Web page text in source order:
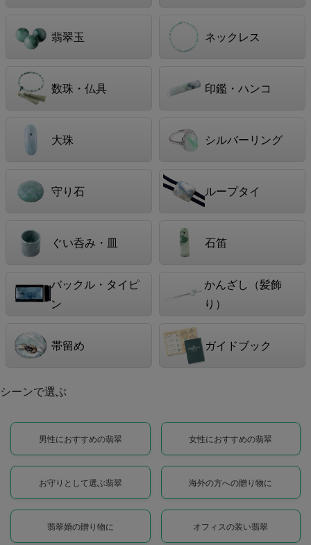
翡翠玉 ネックレス
数珠・仏具 印鑑・ハンコ
大珠 シルバーリング
守り石 ループタイ
ぐい呑み・皿 石笛
バックル・タイピ
ン
かんざし（髪飾
り）
帯留め ガイドブック
シーンで選ぶ
男性におすすめの翡翠 女性におすすめの翡翠
お守りとして選ぶ翡翠 海外の方への贈り物に
翡翠婚の贈り物に オフィスの装い翡翠